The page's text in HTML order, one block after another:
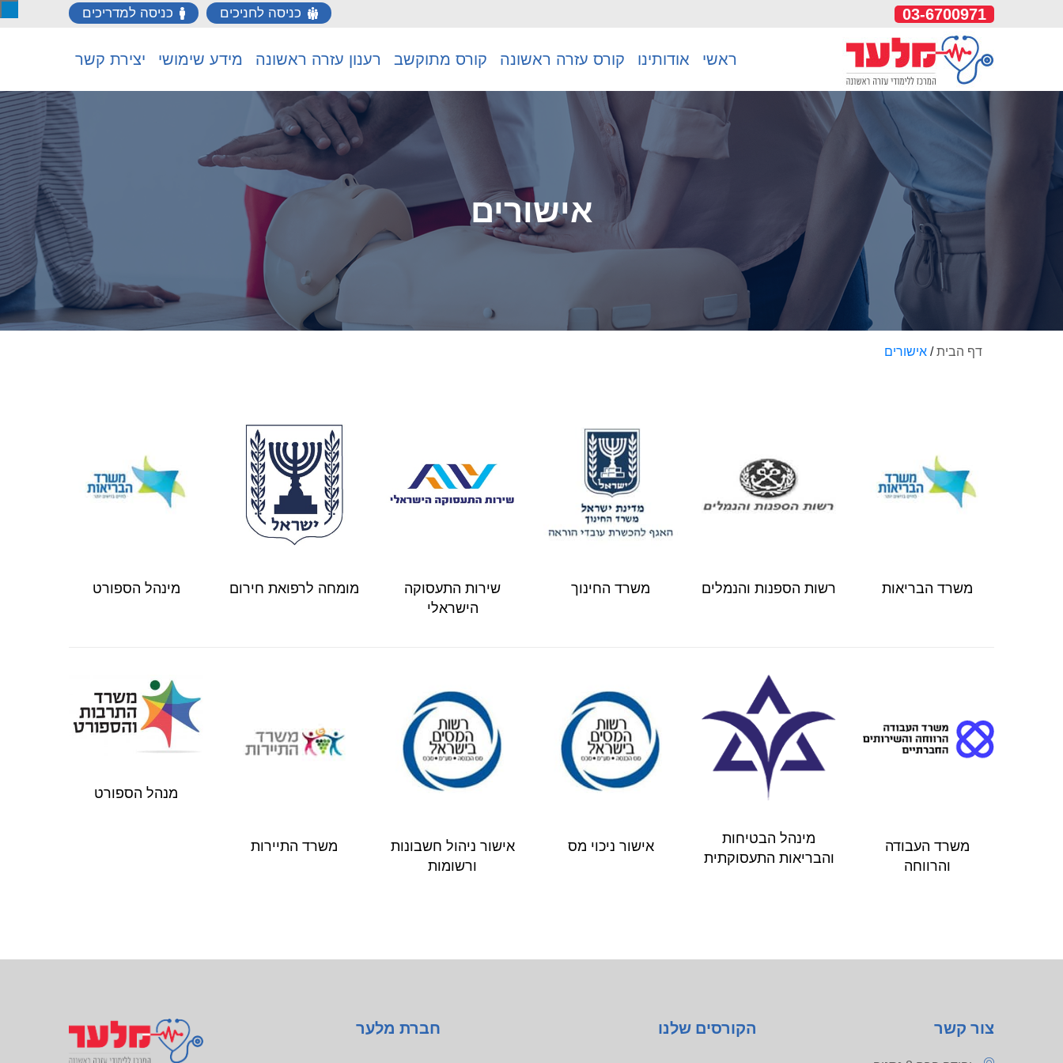
03-6700971 כניסה לחניכים כניסה למדריכים
ראשי אודותינו קורס עזרה ראשונה קורס מתוקשב רענון עזרה ראשונה מידע שימושי יצירת קשר
אישורים
דף הבית/ אישורים
מינהל הספורט מומחה לרפואת חירום
שירות התעסוקה
הישראלי
משרד החינוך רשות הספנות והנמלים משרד הבריאות
מנהל הספורט
משרד התיירות
אישור ניהול חשבונות
ורשומות
אישור ניכוי מס
מינהל הבטיחות
והבריאות התעסוקתית
משרד העבודה
והרווחה
צור קשר הקורסים שלנו חברת מלער